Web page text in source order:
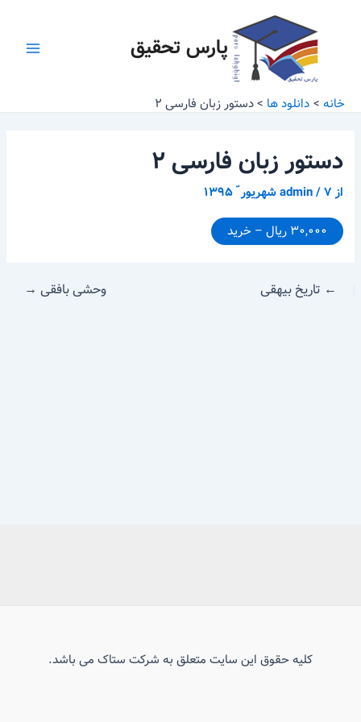
پارس تحقیق
خانه دانلود ها دستور زبان فارسی ۲
دستور زبان فارسی ۲
از admin/۷ شهریور ّ ۱۳۹۵
۳۰,۰۰۰ ریال – خرید
← تاریخ بیهقی وحشی بافقی →
کلیه حقوق این سایت متعلق به شرکت ستاک می باشد.